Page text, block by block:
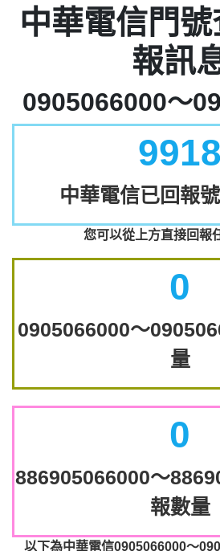
中華電信門號
報訊
0905066000～
9918
中華電信已回報
您可以從上方直接回報
0
0905066000～
量
0
886905066000～
報數量
以下為中華電信0905066000～